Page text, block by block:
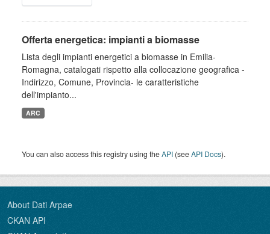
Offerta energetica: impianti a biomasse
Lista degli impianti energetici a biomasse in Emilia-
Romagna, catalogati rispetto alla collocazione geografica -
Indirizzo, Comune, Provincia- le caratteristiche
dell'impianto...
ARC
You can also access this registry using theAPI (seeAPI Docs).
About Dati Arpae
CKAN API